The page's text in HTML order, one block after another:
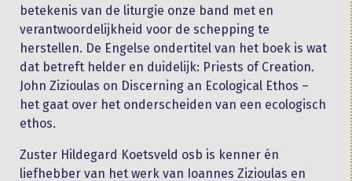
betekenis van de liturgie onze band met en
verantwoordelijkheid voor de schepping te
herstellen. De Engelse ondertitel van het boek is wat
dat betreft helder en duidelijk: Priests of Creation.
John Zizioulas on Discerning an Ecological Ethos –
het gaat over het onderscheiden van een ecologisch
ethos.
Zuster Hildegard Koetsveld osb is kenner én
liefhebber van het werk van Ioannes Zizioulas en